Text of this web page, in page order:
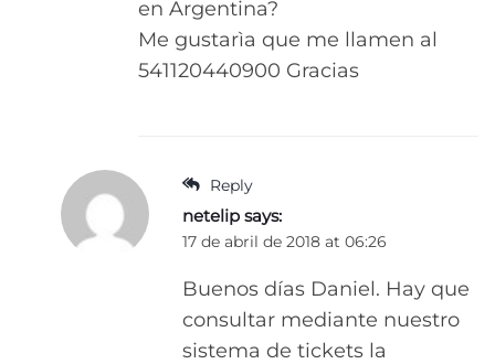
en Argentina?
Me gustarìa que me llamen al
541120440900 Gracias
Reply
netelip says:
17 de abril de 2018 at 06:26
Buenos días Daniel. Hay que
consultar mediante nuestro
sistema de tickets la